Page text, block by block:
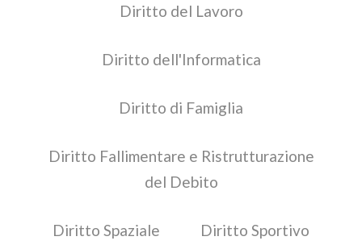
Diritto del Lavoro
Diritto dell'Informatica
Diritto di Famiglia
Diritto Fallimentare e Ristrutturazione
del Debito
Diritto Spaziale Diritto Sportivo